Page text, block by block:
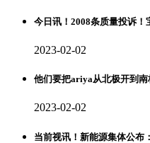
今日讯！2008条质量投诉
2023-02-02
他们要把ariya从北极开到南
2023-02-02
当前视讯！新能源集体公布